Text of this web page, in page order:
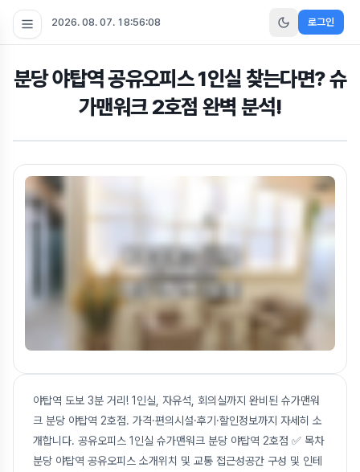
2026. 08. 07. 18:56:09 로그인
분당 야탑역 공유오피스 1인실 찾는다면? 슈
가맨워크 2호점 완벽 분석!
야탑역 도보 3분 거리! 1인실, 자유석, 회의실까지 완비된 슈가맨워
크 분당 야탑역 2호점. 가격·편의시설·후기·할인정보까지 자세히 소
개합니다. 공유오피스 1인실 슈가맨워크 분당 야탑역 2호점 ✅ 목차
분당 야탑역 공유오피스 소개위치 및 교통 접근성공간 구성 및 인테